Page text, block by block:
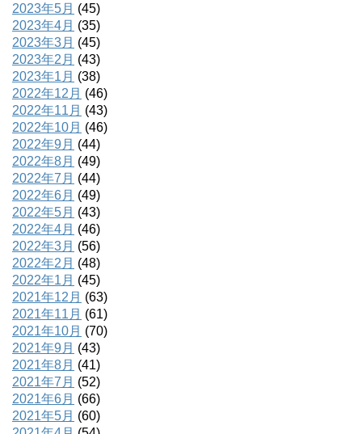
2023年5月 (45)
2023年4月 (35)
2023年3月 (45)
2023年2月 (43)
2023年1月 (38)
2022年12月 (46)
2022年11月 (43)
2022年10月 (46)
2022年9月 (44)
2022年8月 (49)
2022年7月 (44)
2022年6月 (49)
2022年5月 (43)
2022年4月 (46)
2022年3月 (56)
2022年2月 (48)
2022年1月 (45)
2021年12月 (63)
2021年11月 (61)
2021年10月 (70)
2021年9月 (43)
2021年8月 (41)
2021年7月 (52)
2021年6月 (66)
2021年5月 (60)